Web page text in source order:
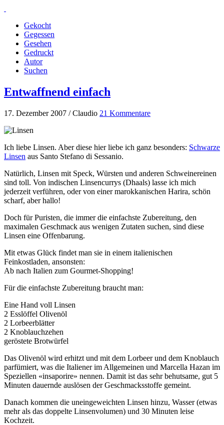
Gekocht
Gegessen
Gesehen
Gedruckt
Autor
Suchen
Entwaffnend einfach
17. Dezember 2007 / Claudio 21 Kommentare
Ich liebe Linsen. Aber diese hier liebe ich ganz besonders: Schwarze
Linsen aus Santo Stefano di Sessanio.
Natürlich, Linsen mit Speck, Würsten und anderen Schweinereinen
sind toll. Von indischen Linsencurrys (Dhaals) lasse ich mich
jederzeit verführen, oder von einer marokkanischen Harira, schön
scharf, aber hallo!
Doch für Puristen, die immer die einfachste Zubereitung, den
maximalen Geschmack aus wenigen Zutaten suchen, sind diese
Linsen eine Offenbarung.
Mit etwas Glück findet man sie in einem italienischen
Feinkostladen, ansonsten:
Ab nach Italien zum Gourmet-Shopping!
Für die einfachste Zubereitung braucht man:
Eine Hand voll Linsen
2 Esslöffel Olivenöl
2 Lorbeerblätter
2 Knoblauchzehen
geröstete Brotwürfel
Das Olivenöl wird erhitzt und mit dem Lorbeer und dem Knoblauch
parfümiert, was die Italiener im Allgemeinen und Marcella Hazan im
Speziellen «insaporire» nennen. Damit ist das sehr behutsame, gut 5
Minuten dauernde auslösen der Geschmacksstoffe gemeint.
Danach kommen die uneingeweichten Linsen hinzu, Wasser (etwas
mehr als das doppelte Linsenvolumen) und 30 Minuten leise
Kochzeit.